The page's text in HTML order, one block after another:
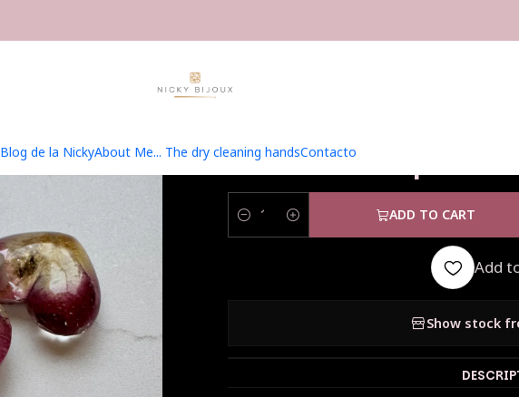
Blog de la NickyAbout Me... The dry cleaning handsContacto
Quantity
ADD TO CART
Add
Show stock